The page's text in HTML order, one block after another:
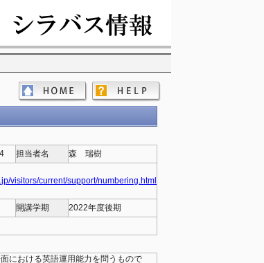
担当者名 森 瑞樹
visitors/current/support/numbering.html
開講学期
2022年度後期
における英語運用能力を問うもので